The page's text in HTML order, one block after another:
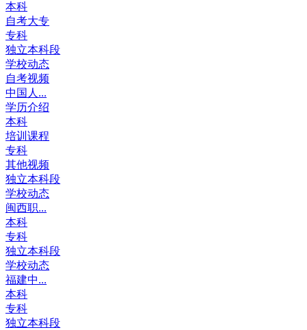
本科
自考大专
专科
独立本科段
学校动态
自考视频
中国人...
学历介绍
本科
培训课程
专科
其他视频
独立本科段
学校动态
闽西职...
本科
专科
独立本科段
学校动态
福建中...
本科
专科
独立本科段